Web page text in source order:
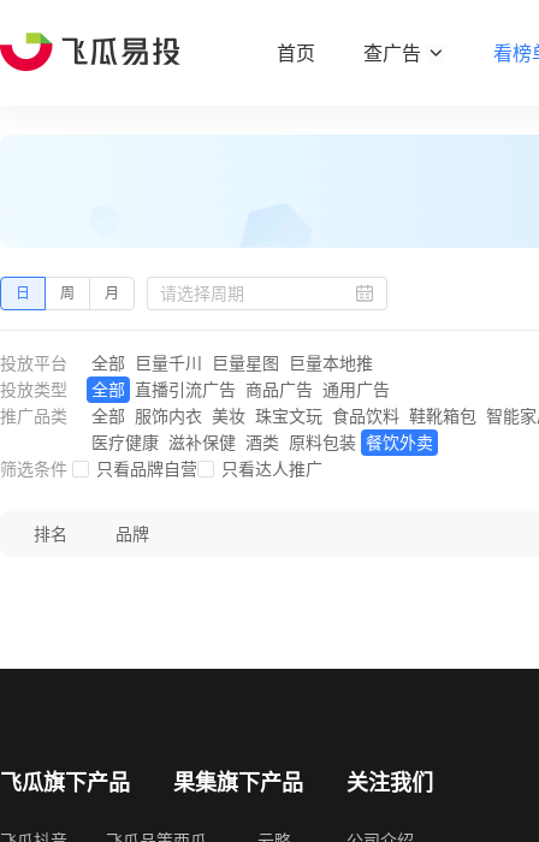
首页 查广告 看榜
日 周 月
投放平台 全部 巨量千川 巨量星图 巨量本地推
投放类型
全部 直播引流广告 商品广告 通用广告
推广品类
全部 服饰内衣 美妆 珠宝文玩 食品饮料 鞋靴箱包 智能
医疗健康 滋补保健 酒类 原料包装 餐饮外卖
筛选条件
只看品牌自营 只看达人推广
排名 品牌
飞瓜旗下产品 果集旗下产品 关注我们